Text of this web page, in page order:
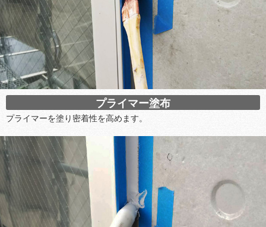
プライマー塗布
プライマーを塗り密着性を高めます。